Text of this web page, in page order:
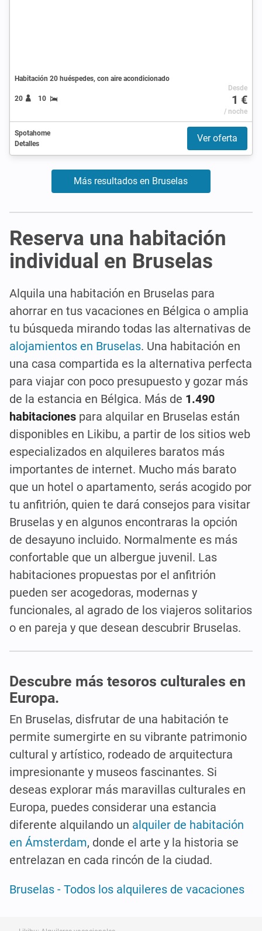
Habitación 20 huéspedes, con aire acondicionado
20 10
Desde
1 €
/ noche
Spotahome
Detalles
Ver oferta
Más resultados en Bruselas
Reserva una habitación
individual en Bruselas
Alquila una habitación en Bruselas para
ahorrar en tus vacaciones en Bélgica o amplia
tu búsqueda mirando todas las alternativas de
alojamientos en Bruselas. Una habitación en
una casa compartida es la alternativa perfecta
para viajar con poco presupuesto y gozar más
de la estancia en Bélgica. Más de 1.490
habitaciones para alquilar en Bruselas están
disponibles en Likibu, a partir de los sitios web
especializados en alquileres baratos más
importantes de internet. Mucho más barato
que un hotel o apartamento, serás acogido por
tu anfitrión, quien te dará consejos para visitar
Bruselas y en algunos encontraras la opción
de desayuno incluido. Normalmente es más
confortable que un albergue juvenil. Las
habitaciones propuestas por el anfitrión
pueden ser acogedoras, modernas y
funcionales, al agrado de los viajeros solitarios
o en pareja y que desean descubrir Bruselas.
Descubre más tesoros culturales en
Europa.
En Bruselas, disfrutar de una habitación te
permite sumergirte en su vibrante patrimonio
cultural y artístico, rodeado de arquitectura
impresionante y museos fascinantes. Si
deseas explorar más maravillas culturales en
Europa, puedes considerar una estancia
diferente alquilando un alquiler de habitación
en Ámsterdam, donde el arte y la historia se
entrelazan en cada rincón de la ciudad.
Bruselas - Todos los alquileres de vacaciones